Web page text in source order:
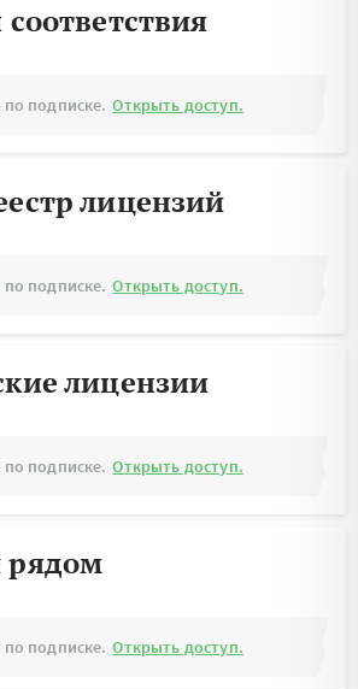
подписке. Открыть доступ.
лицензий
подписке. Открыть доступ.
лицензии
подписке. Открыть доступ.
подписке. Открыть доступ.